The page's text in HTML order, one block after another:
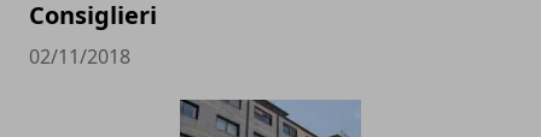
Consiglieri
02/11/2018